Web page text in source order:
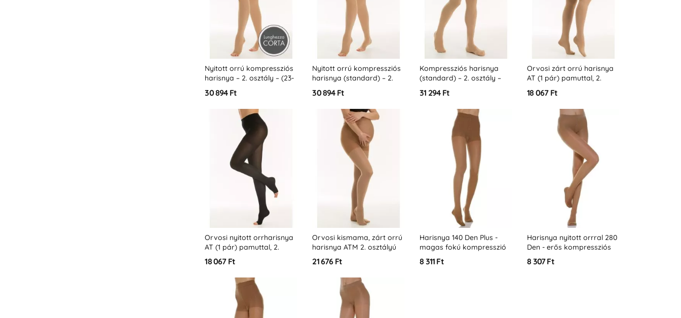
Nyitott orrú kompressziós
harisnya – 2. osztály – (23-
32 Hgmm – K2)
30 894 Ft
Nyitott orrú kompressziós
harisnya (standard) – 2.
osztály – (23-32 Hgmm –
K2)
30 894 Ft
Kompressziós harisnya
(standard) – 2. osztály –
(23-32 Hgmm – K2)
31 294 Ft
Orvosi zárt orrú harisnya
AT (1 pár) pamuttal, 2.
osztály (23-32 Hgmm - K2)
18 067 Ft
Orvosi nyitott orrharisnya
AT (1 pár) pamuttal, 2.
osztály (23-32 Hgmm - K2)
18 067 Ft
Orvosi kismama, zárt orrú
harisnya ATM 2. osztályú
pamuttal (23-32 Hgmm –
K2)
21 676 Ft
Harisnya 140 Den Plus -
magas fokú kompresszió
22-27 Hgmm
8 311 Ft
Harisnya nyitott orrral 280
Den - erős kompressziós
fok 22-27 Hgmm
8 307 Ft